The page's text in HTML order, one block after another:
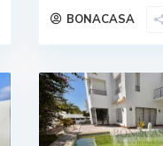
BONACASA